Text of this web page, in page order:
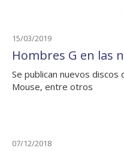
15/03/2019
Hombres G en las
Se publican nuevos
Mouse, entre otros
07/12/2018